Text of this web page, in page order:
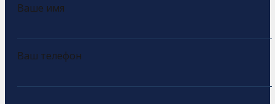
Ваше имя
Ваш телефон